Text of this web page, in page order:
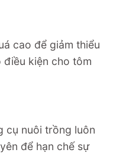
cao để giảm thiểu
điều kiện cho tôm
cụ nuôi trồng luôn
để hạn chế sự